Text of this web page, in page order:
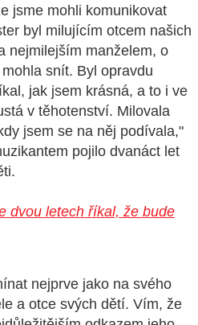
jsme mohli komunikovat
byl milujícím otcem našich
nejmilejším manželem, o
snít. Byl opravdu
jak jsem krásná, a to i ve
v těhotenství. Milovala
jsem se na něj podívala,"
pojilo dvanáct let
dvou letech říkal, že bude
nejprve jako na svého
a otce svých dětí. Vím, že